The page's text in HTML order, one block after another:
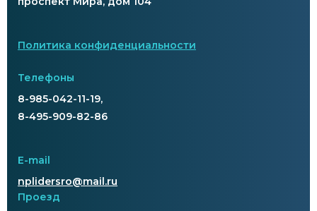
Политика конфиденциальности
Телефоны
8-985-042-11-19,
8-495-909-82-86
E-mail
nplidersro@mail.ru
Проезд